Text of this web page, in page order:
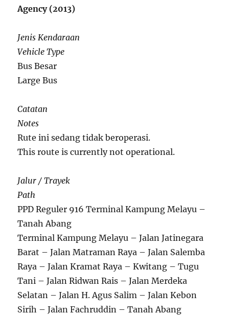
Agency (2013)
Jenis Kendaraan
Vehicle Type
Bus Besar
Large Bus
Catatan
Notes
Rute ini sedang tidak beroperasi.
This route is currently not operational.
Jalur / Trayek
Path
PPD Reguler 916 Terminal Kampung Melayu –
Tanah Abang
Terminal Kampung Melayu – Jalan Jatinegara
Barat – Jalan Matraman Raya – Jalan Salemba
Raya – Jalan Kramat Raya – Kwitang – Tugu
Tani – Jalan Ridwan Rais – Jalan Merdeka
Selatan – Jalan H. Agus Salim – Jalan Kebon
Sirih – Jalan Fachruddin – Tanah Abang